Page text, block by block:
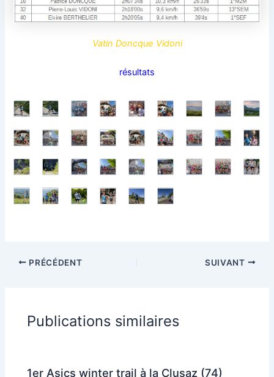
Vatin Doncque Vidoni
résultats
PRÉCÉDENT SUIVANT
Publications similaires
1er Asics winter trail à la Clusaz (74)